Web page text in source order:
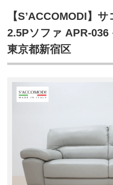
【S’ACCOMODI】
2.5Pソファ APR-036
東京都新宿区